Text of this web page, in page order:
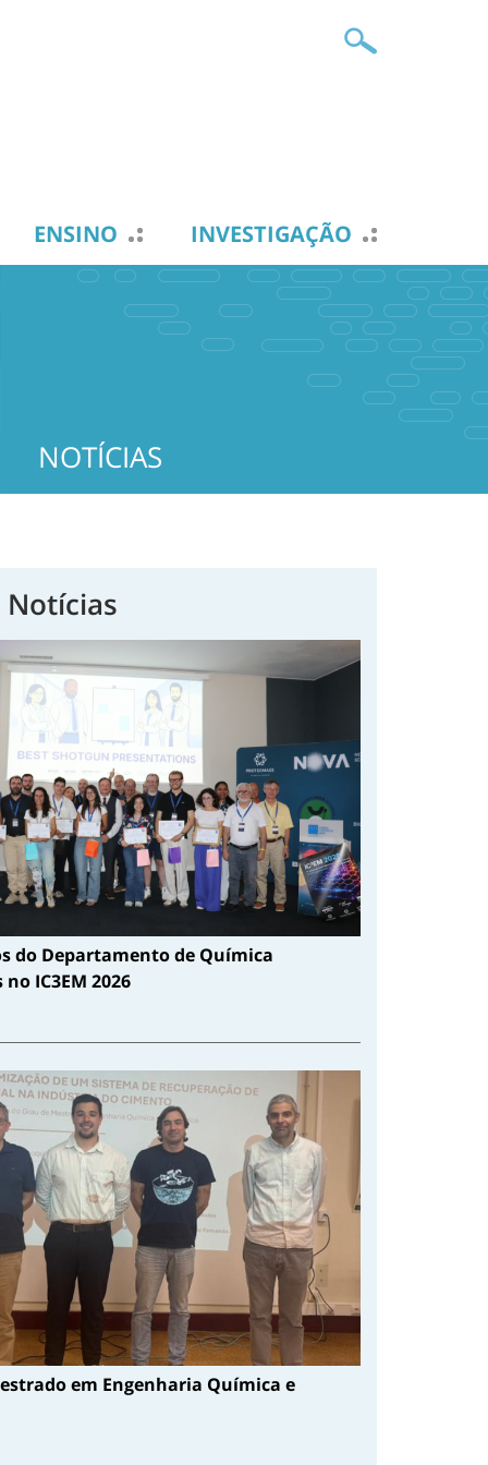
ENSINO INVESTIGAÇÃO
NOTÍCIAS
do Departamento de Química
IC3EM 2026
em Engenharia Química e